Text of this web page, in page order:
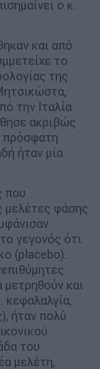
ο κ.
και από
το
της
την Ιταλία
ακριβώς
πρόσφατη
ήταν μία
που
μελέτες φάσης
γεγονός ότι
(placebo).
και
κεφαλαλγία,
ήταν πολύ
του
μελέτη,